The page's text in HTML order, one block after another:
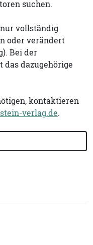
suchen.
vollständig
oder verändert
Bei der
das dazugehörige
kontaktieren
verlag.de.
oder ISBN